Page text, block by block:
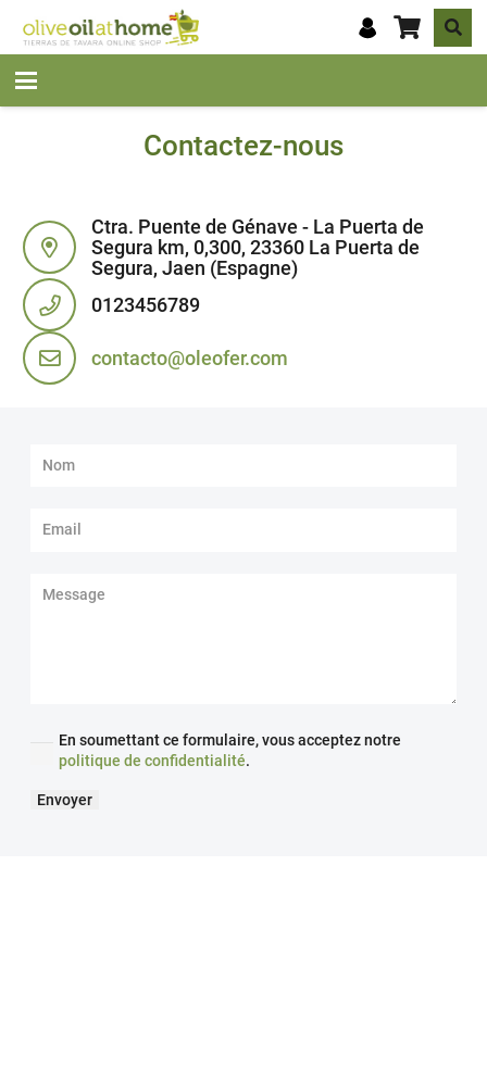
Contactez-nous
Ctra. Puente de Génave - La Puerta de
Segura km, 0,300, 23360 La Puerta de
Segura, Jaen (Espagne)
0123456789
contacto@oleofer.com
En soumettant ce formulaire, vous acceptez notre
politique de confidentialité.